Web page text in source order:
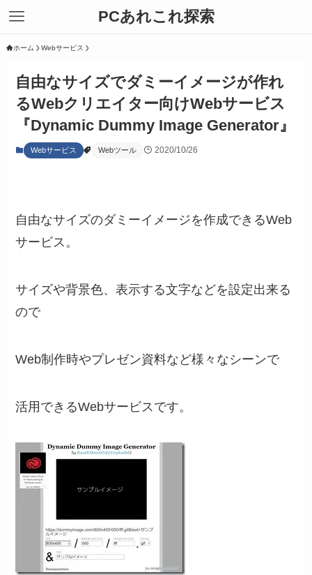
PCあれこれ探索
ホーム Webサービス
自由なサイズでダミーイメージが作れ
るWebクリエイター向けWebサービス
『Dynamic Dummy Image Generator』
Webサービス Webツール 2020/10/26
自由なサイズのダミーイメージを作成できるWeb
サービス。
サイズや背景色、表示する文字などを設定出来る
ので
Web制作時やプレゼン資料など様々なシーンで
活用できるWebサービスです。